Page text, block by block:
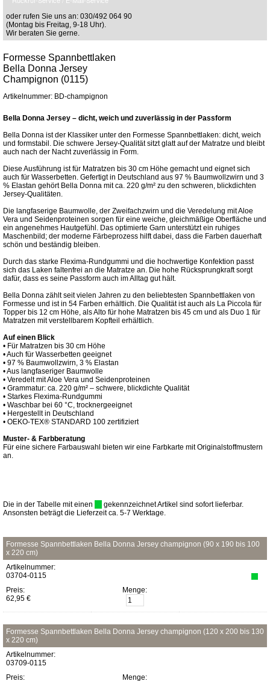
oder rufen Sie uns an: 030/492 064 90
(Montag bis Freitag, 9-18 Uhr).
Wir beraten Sie gerne.
Formesse Spannbettlaken
Bella Donna Jersey
Champignon (0115)
Artikelnummer: BD-champignon
Bella Donna Jersey – dicht, weich und zuverlässig in der Passform
Bella Donna ist der Klassiker unter den Formesse Spannbettlaken: dicht, weich
und formstabil. Die schwere Jersey-Qualität sitzt glatt auf der Matratze und bleibt
auch nach der Nacht zuverlässig in Form.
Diese Ausführung ist für Matratzen bis 30 cm Höhe gemacht und eignet sich
auch für Wasserbetten. Gefertigt in Deutschland aus 97 % Baumwollzwirn und 3
% Elastan gehört Bella Donna mit ca. 220 g/m² zu den schweren, blickdichten
Jersey-Qualitäten.
Die langfaserige Baumwolle, der Zweifachzwirn und die Veredelung mit Aloe
Vera und Seidenproteinen sorgen für eine weiche, gleichmäßige Oberfläche und
ein angenehmes Hautgefühl. Das optimierte Garn unterstützt ein ruhiges
Maschenbild; der moderne Färbeprozess hilft dabei, dass die Farben dauerhaft
schön und beständig bleiben.
Durch das starke Flexima-Rundgummi und die hochwertige Konfektion passt
sich das Laken faltenfrei an die Matratze an. Die hohe Rücksprungkraft sorgt
dafür, dass es seine Passform auch im Alltag gut hält.
Bella Donna zählt seit vielen Jahren zu den beliebtesten Spannbettlaken von
Formesse und ist in 54 Farben erhältlich. Die Qualität ist auch als La Piccola für
Topper bis 12 cm Höhe, als Alto für hohe Matratzen bis 45 cm und als Duo 1 für
Matratzen mit verstellbarem Kopfteil erhältlich.
Auf einen Blick
• Für Matratzen bis 30 cm Höhe
• Auch für Wasserbetten geeignet
• 97 % Baumwollzwirn, 3 % Elastan
• Aus langfaseriger Baumwolle
• Veredelt mit Aloe Vera und Seidenproteinen
• Grammatur: ca. 220 g/m² – schwere, blickdichte Qualität
• Starkes Flexima-Rundgummi
• Waschbar bei 60 °C, trocknergeeignet
• Hergestellt in Deutschland
• OEKO-TEX® STANDARD 100 zertifiziert
Muster- & Farbberatung
Für eine sichere Farbauswahl bieten wir eine Farbkarte mit Originalstoffmustern
an.
Die in der Tabelle mit einen
gekennzeichnet Artikel sind sofort lieferbar.
Ansonsten beträgt die Lieferzeit ca. 5-7 Werktage.
Formesse Spannbettlaken Bella Donna Jersey champignon (90 x 190 bis 100
x 220 cm)
Artikelnummer:
03704-0115
Preis:
62,95 €
Menge:
Formesse Spannbettlaken Bella Donna Jersey champignon (120 x 200 bis 130
x 220 cm)
Artikelnummer:
03709-0115
Preis:
Menge: